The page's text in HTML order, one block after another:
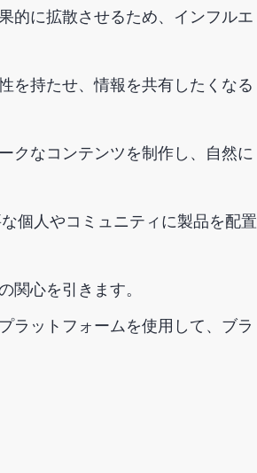
的に拡散させるため、インフルエ
を持たせ、情報を共有したくなる
クなコンテンツを制作し、自然に
個人やコミュニティに製品を配置
関心を引きます。
ラットフォームを使用して、ブラ